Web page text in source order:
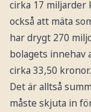
cirka 17 miljarder
också att mäta
har drygt 270
bolagets innehav
cirka 33,50 kronor.
Det är alltså
måste skjuta in